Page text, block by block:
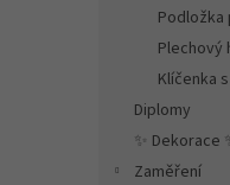
Podložka
Plechový
Klíčenka
Diplomy
✨ Dekorace
Zaměření